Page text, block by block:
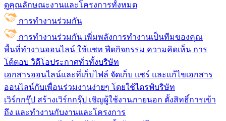
ดูคุณลักษณะงานและโครงการทั้งหมด
การทำงานร่วมกัน
การทำงานร่วมกัน เพิ่มพลังการทำงานเป็นทีมของคุณ
พื้นที่ทำงานออนไลน์ ใช้แชท ฟีดกิจกรรม ความคิดเห็น การ
โต้ตอบ วิดีโอประกาศทั่วทั้งบริษัท
เอกสารออนไลน์และที่เก็บไฟล์ จัดเก็บ แชร์ และแก้ไขเอกสาร
ออนไลน์กับเพื่อนร่วมงานง่ายๆ โดยใช้ไดรฟ์บริษัท
เวิร์กกรุ๊ป สร้างเวิร์กกรุ๊ป เชิญผู้ใช้งานภายนอก ตั้งสิทธิ์การเข้า
ถึง และทำงานกับงานและโครงการ